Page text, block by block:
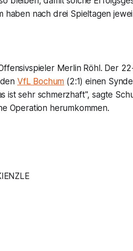
haben nach drei Spieltagen
Merlin Röhl. Der
VfL Bochum (2:1) einen
ist sehr schmerzhaft", sagte
Operation herumkommen.